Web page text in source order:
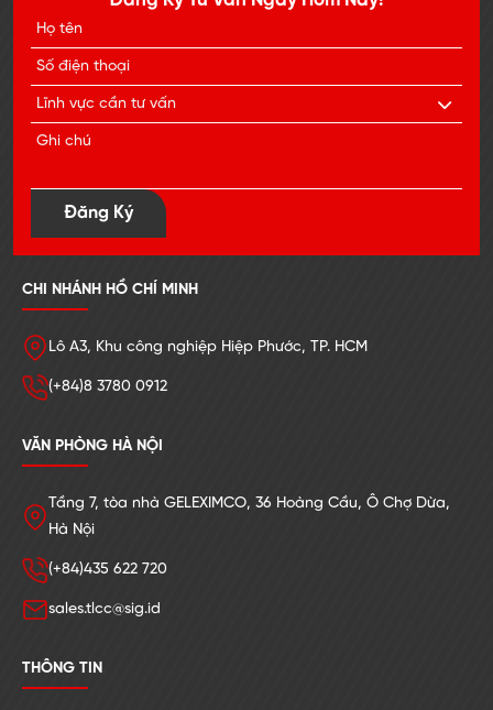
Đăng Ký
CHI NHÁNH HỒ CHÍ MINH
Lô A3, Khu công nghiệp Hiệp Phước, TP. HCM
(+84)8 3780 0912
VĂN PHÒNG HÀ NỘI
Tầng 7, tòa nhà GELEXIMCO, 36 Hoàng Cầu, Ô Chợ Dừa,
Hà Nội
(+84)435 622 720
sales.tlcc@sig.id
THÔNG TIN